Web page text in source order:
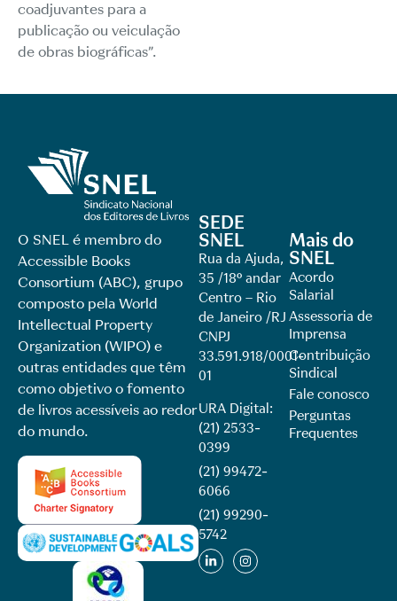
coadjuvantes para a
publicação ou veiculação
de obras biográficas”.
O SNEL é membro do
Accessible Books
Consortium (ABC), grupo
composto pela World
Intellectual Property
Organization (WIPO) e
outras entidades que têm
como objetivo o fomento
de livros acessíveis ao redor
do mundo.
SEDE
SNEL
Rua da Ajuda,
35 /18º andar
Centro – Rio
de Janeiro /RJ
CNPJ
33.591.918/0001-
01
URA Digital:
(21) 2533-
0399
(21) 99472-
6066
(21) 99290-
5742​
Mais do
SNEL
Acordo
Salarial
Assessoria de
Imprensa
Contribuição
Sindical
Fale conosco
Perguntas
Frequentes